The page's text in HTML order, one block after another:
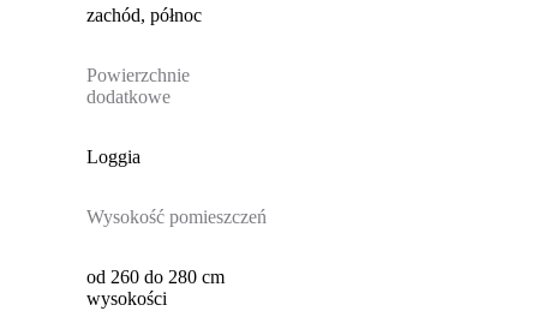
zachód, północ
Powierzchnie
dodatkowe
Loggia
Wysokość pomieszczeń
od 260 do 280 cm
wysokości